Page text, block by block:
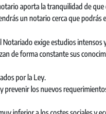
aporta la tranquilidad de
un notario cerca que podrás
Notariado exige estudios
de forma constante sus
por la Ley.
prevenir los nuevos